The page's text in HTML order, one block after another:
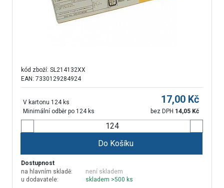
kód zboží: SL214132XX
EAN: 7330129284924
V kartonu 124 ks
Minimální odběr po 124 ks
17,00 Kč
bez DPH 14,05 Kč
Do Košíku
Dostupnost
na hlavním skladě:
není skladem
u dodavatele:
skladem >500 ks